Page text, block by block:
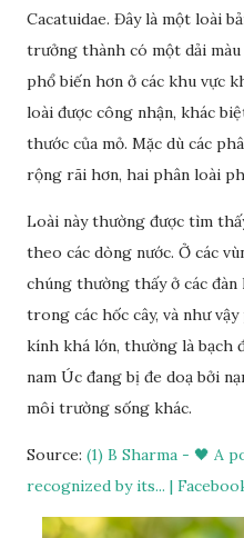
Cacatuidae. Đây là một loài
trưởng thành có một dải
phổ biến hơn ở các khu vực
loài được công nhận, khác
thước của mỏ. Mặc dù các
rộng rãi hơn, hai phân loài
Loài này thường được tìm
theo các dòng nước. Ở các
chúng thường thấy ở các
trong các hốc cây, và như
kính khá lớn, thường là bạch
nam Úc đang bị đe doạ bởi
môi trường sống khác.
Source: (1) B Sharma - 🖤 A
recognized by its... |